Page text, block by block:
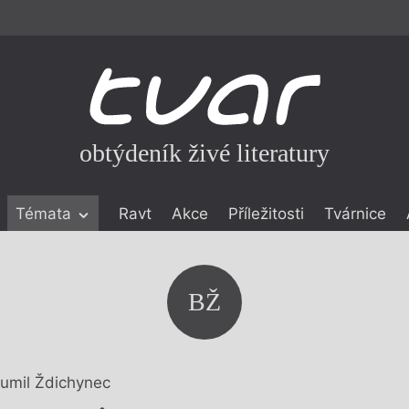
obtýdeník živé literatury
Témata Ravt Akce Příležitosti Tvárnice
BŽ
Ždichynec